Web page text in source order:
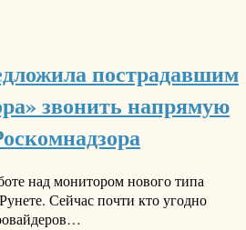
пострадавшим
звонить напрямую
над монитором нового типа
Сейчас почти кто угодно